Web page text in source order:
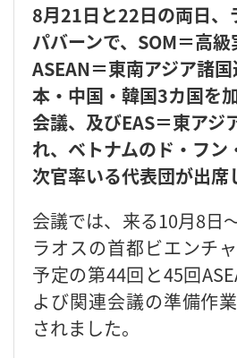
8月21日と22日の両日、
パバーンで、SOM＝高級
ASEAN＝東南アジア諸
本・中国・韓国3カ国を
会議、及びEAS＝東アジ
れ、ベトナムのド・フン
次官率いる代表団が出席
会議では、来る10月8日
ラオスの首都ビエンチ
予定の第44回と45回
よび関連会議の準備作
されました。